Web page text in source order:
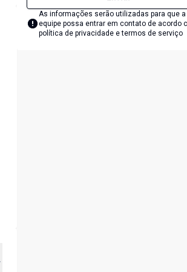
As informações serão utilizadas para que
equipe possa entrar em contato de acordo
política de privacidade e termos de serviço